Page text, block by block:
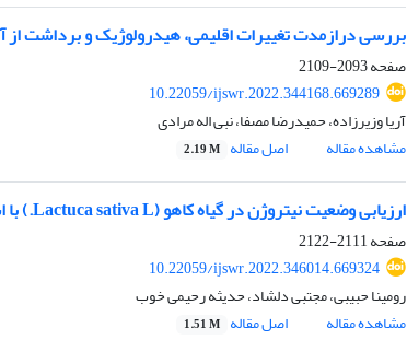
بررسی درازمدت تغییرات اقلیمی، هیدرولوژیک و برداشت از
صفحه2093-2109
10.22059/ijswr.2022.344168.669289
آریا وزیرزاده، حمیدرضا مصفا، نبی اله مرادی
مشاهده مقاله
اصل مقاله 2.19 M
ارزیابی وضعیت نیتروژن در گیاه کاهو (Lactuca sativa L.) با استفاده از کلروفیل‌متر در شرایط گلخانه
صفحه2111-2122
10.22059/ijswr.2022.346014.669324
رومینا حبیبی، مجتبی دلشاد، حدیثه رحیمی خوب
مشاهده مقاله
اصل مقاله 1.51 M